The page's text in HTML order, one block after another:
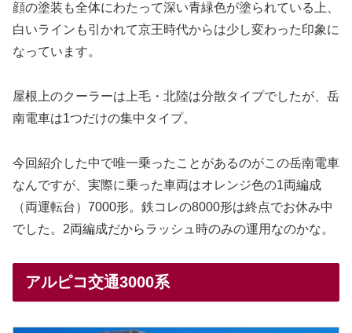
顔の塗装も全体にわたって深い青緑色が塗られている上、
白いラインも引かれて京王時代からは少し変わった印象に
なっています。
屋根上のクーラーは上毛・北陸は分散タイプでしたが、岳
南電車は1つだけの集中タイプ。
今回紹介した中で唯一乗ったことがあるのがこの岳南電車
なんですが、実際に乗った車両はオレンジ色の1両編成
（両運転台）7000形。鉄コレの8000形は終点でお休み中
でした。2両編成だからラッシュ時のみの運用なのかな。
アルピコ交通3000系